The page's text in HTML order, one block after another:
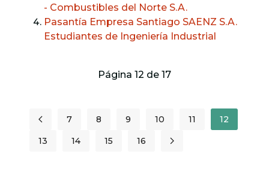
- Combustibles del Norte S.A.
Pasantía Empresa Santiago SAENZ S.A.
Estudiantes de Ingeniería Industrial
Página 12 de 17
7 8 9 10 11
12
13
14 15 16